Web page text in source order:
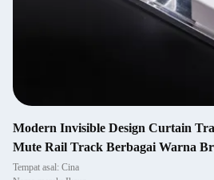
Modern Invisible Design Curtain
Mute Rail Track Berbagai Warna
Tempat asal: Cina